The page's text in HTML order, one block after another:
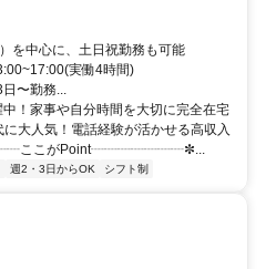
を中心に、土日祝勤務も可能
実働4時間)
〜勤務...
！家事や自分時間を大切に完全在宅
大人気！電話経験が活かせる高収入
ここがPoint┈┈┈┈┈┈┈✼...
週2・3日からOK シフト制